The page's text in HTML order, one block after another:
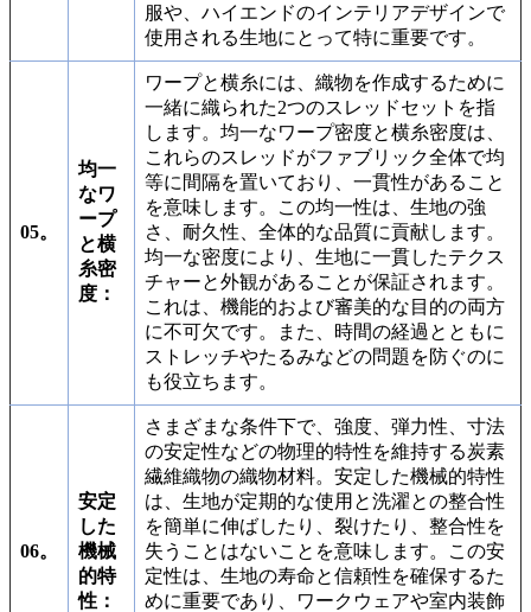
服や、ハイエンドのインテリアデザインで
使用される生地にとって特に重要です。
05。
均一
なワ
ープ
と横
糸密
度：
ワープと横糸には、織物を作成するために
一緒に織られた2つのスレッドセットを指
します。均一なワープ密度と横糸密度は、
これらのスレッドがファブリック全体で均
等に間隔を置いており、一貫性があること
を意味します。この均一性は、生地の強
さ、耐久性、全体的な品質に貢献します。
均一な密度により、生地に一貫したテクス
チャーと外観があることが保証されます。
これは、機能的および審美的な目的の両方
に不可欠です。また、時間の経過とともに
ストレッチやたるみなどの問題を防ぐのに
も役立ちます。
06。
安定
した
機械
的特
性：
さまざまな条件下で、強度、弾力性、寸法
の安定性などの物理的特性を維持する炭素
繊維織物の織物材料。安定した機械的特性
は、生地が定期的な使用と洗濯との整合性
を簡単に伸ばしたり、裂けたり、整合性を
失うことはないことを意味します。この安
定性は、生地の寿命と信頼性を確保するた
めに重要であり、ワークウェアや室内装飾